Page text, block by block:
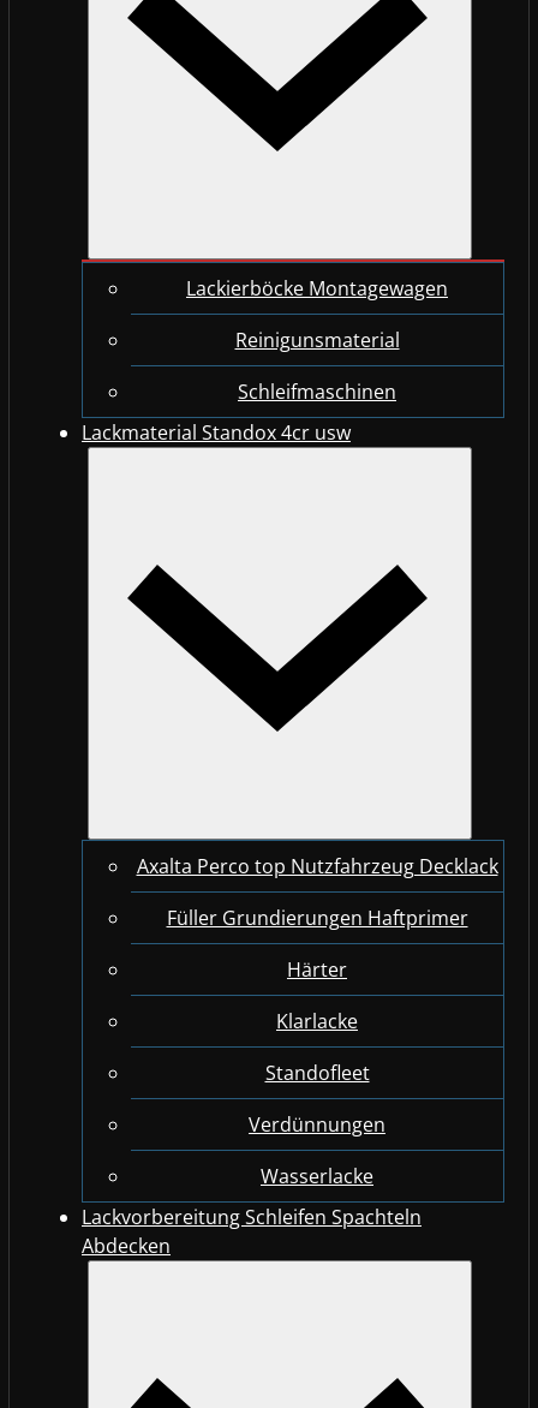
Lackierböcke Montagewagen
Reinigunsmaterial
Schleifmaschinen
Lackmaterial Standox 4cr usw
Axalta Perco top Nutzfahrzeug Decklack
Füller Grundierungen Haftprimer
Härter
Klarlacke
Standofleet
Verdünnungen
Wasserlacke
Lackvorbereitung Schleifen Spachteln
Abdecken